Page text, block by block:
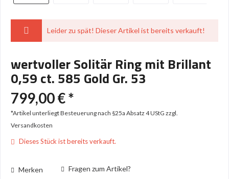
Leider zu spät! Dieser Artikel ist bereits verkauft!
wertvoller Solitär Ring mit Brillant
0,59 ct. 585 Gold Gr. 53
799,00 € *
*Artikel unterliegt Besteuerung nach §25a Absatz 4 UStG zzgl.
Versandkosten
Dieses Stück ist bereits verkauft.
Merken Fragen zum Artikel?